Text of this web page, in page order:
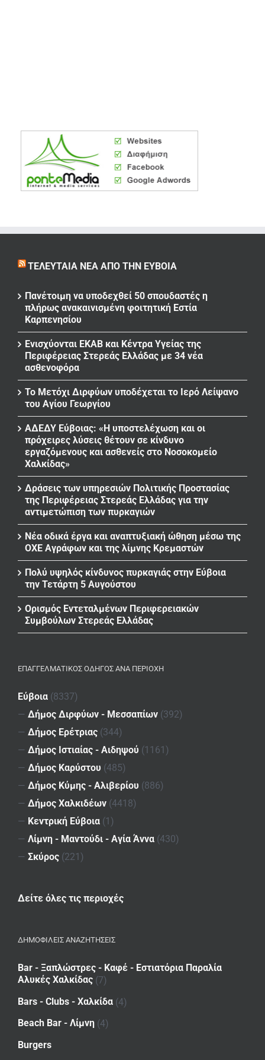
ΤΕΛΕΥΤΑΊΑ ΝΈΑ ΑΠΌ ΤΗΝ ΕΎΒΟΙΑ
Πανέτοιμη να υποδεχθεί 50 σπουδαστές η
πλήρως ανακαινισμένη φοιτητική Εστία
Καρπενησίου
Ενισχύονται ΕΚΑΒ και Κέντρα Υγείας της
Περιφέρειας Στερεάς Ελλάδας με 34 νέα
ασθενοφόρα
Το Μετόχι Διρφύων υποδέχεται το Ιερό Λείψανο
του Αγίου Γεωργίου
ΑΔΕΔΥ Εύβοιας: «Η υποστελέχωση και οι
πρόχειρες λύσεις θέτουν σε κίνδυνο
εργαζόμενους και ασθενείς στο Νοσοκομείο
Χαλκίδας»
Δράσεις των υπηρεσιών Πολιτικής Προστασίας
της Περιφέρειας Στερεάς Ελλάδας για την
αντιμετώπιση των πυρκαγιών
Νέα οδικά έργα και αναπτυξιακή ώθηση μέσω της
ΟΧΕ Αγράφων και της λίμνης Κρεμαστών
Πολύ υψηλός κίνδυνος πυρκαγιάς στην Εύβοια
την Τετάρτη 5 Αυγούστου
Ορισμός Εντεταλμένων Περιφερειακών
Συμβούλων Στερεάς Ελλάδας
ΕΠΑΓΓΕΛΜΑΤΙΚΌΣ ΟΔΗΓΌΣ ΑΝΆ ΠΕΡΙΟΧΉ
Εύβοια (8337)
— Δήμος Διρφύων - Μεσσαπίων (392)
— Δήμος Ερέτριας (344)
— Δήμος Ιστιαίας - Αιδηψού (1161)
— Δήμος Καρύστου (485)
— Δήμος Κύμης - Αλιβερίου (886)
— Δήμος Χαλκιδέων (4418)
— Κεντρική Εύβοια (1)
— Λίμνη - Μαντούδι - Αγία Άννα (430)
— Σκύρος (221)
Δείτε όλες τις περιοχές
ΔΗΜΟΦΙΛΕΙΣ ΑΝΑΖΗΤΗΣΕΙΣ
Bar - Ξαπλώστρες - Καφέ - Εστιατόρια Παραλία
Αλυκές Χαλκίδας (7)
Bars - Clubs - Χαλκίδα (4)
Beach Bar - Λίμνη (4)
Burgers